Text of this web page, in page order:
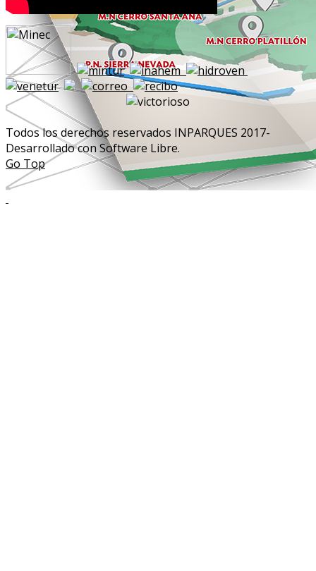
Todos los derechos reservados INPARQUES 2017-
Desarrollado con Software Libre.
Go Top